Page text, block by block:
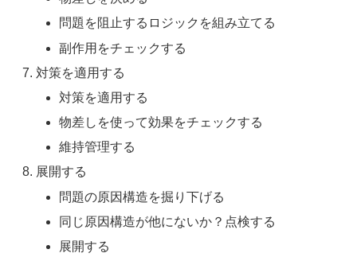
問題を阻止するロジックを組み立てる
副作用をチェックする
対策を適用する
対策を適用する
物差しを使って効果をチェックする
維持管理する
展開する
問題の原因構造を掘り下げる
同じ原因構造が他にないか？点検する
展開する